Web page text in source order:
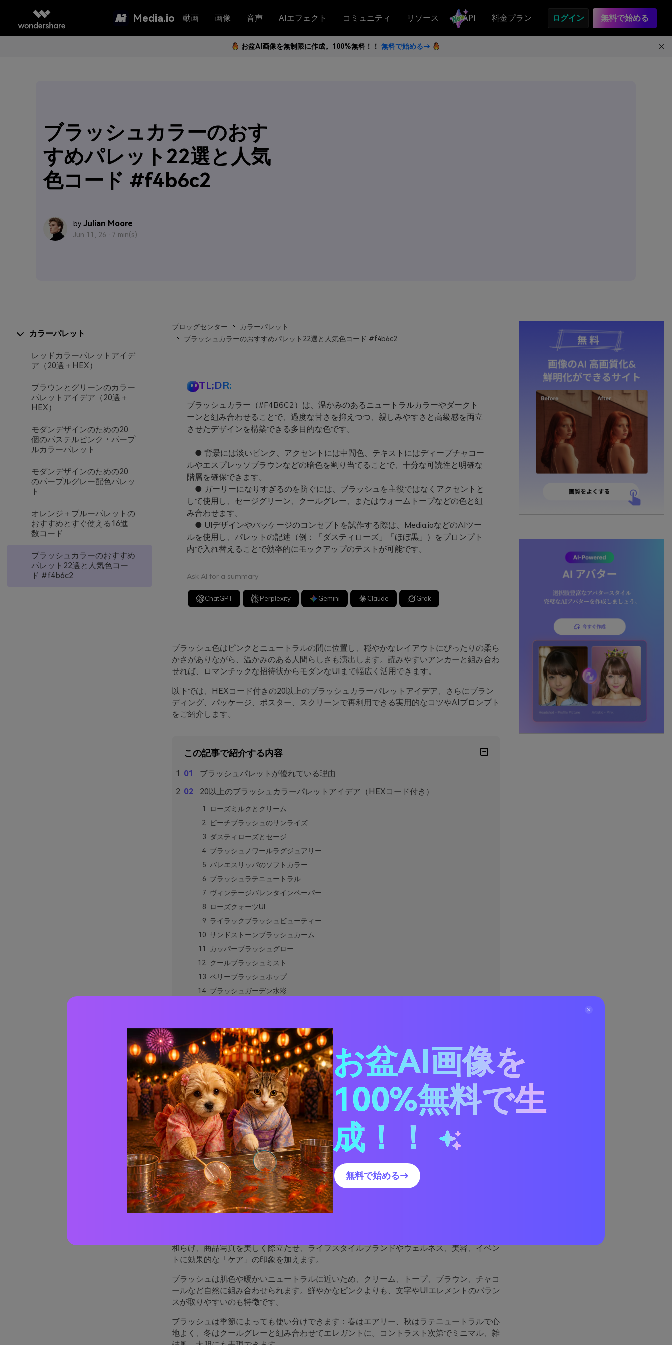
Media.io 動画 画像 音声 AIエフェクト コミュニティ リソース API 料金プラン ログイン 無料で始める
お盆AI画像を無制限に作成。100%無料！！ 無料で始める→
ブラッシュカラーのおす
すめパレット22選と人気
色コード #f4b6c2
by Julian Moore
Jun 11, 26 · 7 min(s)
カラーパレット
レッドカラーパレットアイデ
ア（20選＋HEX）
ブラウンとグリーンのカラー
パレットアイデア（20選＋
HEX）
モダンデザインのための20
個のパステルピンク・パープ
ルカラーパレット
モダンデザインのための20
のパープルグレー配色パレッ
ト
オレンジ＋ブルーパレットの
おすすめとすぐ使える16進
数コード
ブラッシュカラーのおすすめ
パレット22選と人気色コー
ド #f4b6c2
ブロッグセンター
カラーパレット
ブラッシュカラーのおすすめパレット22選と人気色コード #f4b6c2
TL;DR:
ブラッシュカラー（#F4B6C2）は、温かみのあるニュートラルカラーやダークト
ーンと組み合わせることで、過度な甘さを抑えつつ、親しみやすさと高級感を両立
させたデザインを構築できる多目的な色です。
● 背景には淡いピンク、アクセントには中間色、テキストにはディープチャコー
ルやエスプレッソブラウンなどの暗色を割り当てることで、十分な可読性と明確な
階層を確保できます。
● ガーリーになりすぎるのを防ぐには、ブラッシュを主役ではなくアクセントと
して使用し、セージグリーン、クールグレー、またはウォームトープなどの色と組
み合わせます。
● UIデザインやパッケージのコンセプトを試作する際は、Media.ioなどのAIツー
ルを使用し、パレットの記述（例：「ダスティローズ」「ほぼ黒」）をプロンプト
内で入れ替えることで効率的にモックアップのテストが可能です。
Ask AI for a summary
ChatGPT Perplexity Gemini Claude Grok
ブラッシュ色はピンクとニュートラルの間に位置し、穏やかなレイアウトにぴったりの柔ら
かさがありながら、温かみのある人間らしさも演出します。読みやすいアンカーと組み合わ
せれば、ロマンチックな招待状からモダンなUIまで幅広く活用できます。
以下では、HEXコード付きの20以上のブラッシュカラーパレットアイデア、さらにブラン
ディング、パッケージ、ポスター、スクリーンで再利用できる実用的なコツやAIプロンプト
をご紹介します。
この記事で紹介する内容
ブラッシュパレットが優れている理由
20以上のブラッシュカラーパレットアイデア（HEXコード付き）
ローズミルクとクリーム
ピーチブラッシュのサンライズ
ダスティローズとセージ
ブラッシュノワールラグジュアリー
バレエスリッパのソフトカラー
ブラッシュラテニュートラル
ヴィンテージバレンタインペーパー
ローズクォーツUI
ライラックブラッシュビューティー
サンドストーンブラッシュカーム
カッパーブラッシュグロー
クールブラッシュミスト
ベリーブラッシュポップ
ブラッシュガーデン水彩
シーフォームブラッシュスパ
スモーキーブラッシュイブニング
ブラッシュクレイテラコッタ
ブラッシュフロストウィンター
ブラッシュシトラスリフト
ミューテッドブラッシュとインク
ブラッシュに合う色は？
実際のデザインにブラッシュカラーパレットを使う方法
AIでブラッシュパレットのビジュアルを作成する
ブラッシュパレットが優れている理由
和らげ、商品写真を美しく際立たせ、ライフスタイルブランドやウェルネス、美容、イベン
トに効果的な「ケア」の印象を加えます。
ブラッシュは肌色や暖かいニュートラルに近いため、クリーム、トープ、ブラウン、チャコ
ールなど自然に組み合わせられます。鮮やかなピンクよりも、文字やUIエレメントのバラン
スが取りやすいのも特徴です。
ブラッシュは季節によっても使い分けできます：春はエアリー、秋はラテニュートラルで心
地よく、冬はクールグレーと組み合わせてエレガントに。コントラスト次第でミニマル、雑
お盆AI画像を
100%無料で生
成！！
無料で始める→